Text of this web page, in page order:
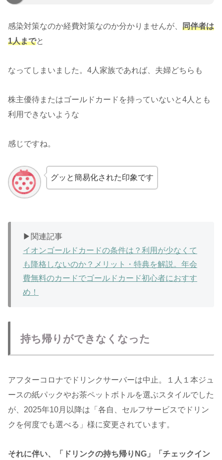
感染対策なのか経費対策なのか分かりませんが、 同伴者は
1人までと
なってしまいました。4人家族であれば、夫婦どちらも
株主優待またはゴールドカードを持っていないと4人とも
利用できないような
感じですね。
グッと簡易化された印象です
▶︎関連記事
イオンゴールドカードの条件は？利用が少なくて
も降格しないのか？メリット・特典を解説。年会
費無料のカードでゴールドカード初心者におすす
め！
持ち帰りができなくなった
アフターコロナでドリンクサーバーは中止。１人１本ジュ
ースの紙パックやお茶ペットボトルを選ぶスタイルでした
が、2025年10月以降は「各自、セルフサービスでドリン
クを何度でも選べる」様に変更されています。
それに伴い、「ドリンクの持ち帰りNG」「チェックイン